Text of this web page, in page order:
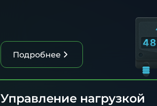
Подробнее
Управление нагрузкой